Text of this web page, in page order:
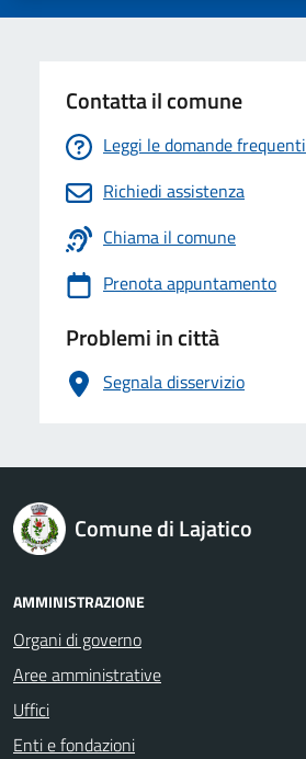
Contatta il comune
Leggi le domande frequenti
Richiedi assistenza
Chiama il comune
Prenota appuntamento
Problemi in città
Segnala disservizio
logo Unione Europea
Comune di Lajatico
AMMINISTRAZIONE
Organi di governo
Aree amministrative
Uffici
Enti e fondazioni